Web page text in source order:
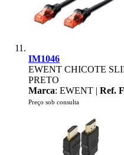
IM1046
EWENT CHICOTE
PRETO
Marca: EWENT | Ref.
Preço sob consulta